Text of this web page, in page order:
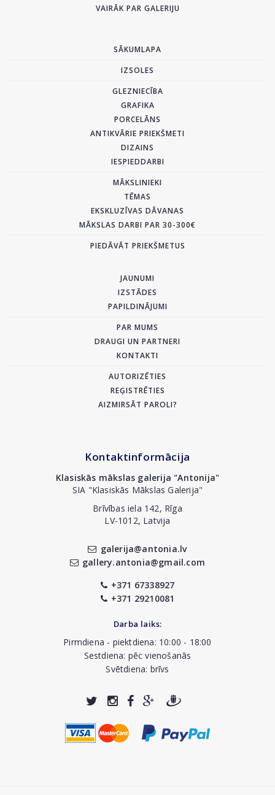
VAIRĀK PAR GALERIJU
SĀKUMLAPA
IZSOLES
GLEZNIECĪBA
GRAFIKA
PORCELĀNS
ANTIKVĀRIE PRIEKŠMETI
DIZAINS
IESPIEDDARBI
MĀKSLINIEKI
TĒMAS
EKSKLUZĪVAS DĀVANAS
MĀKSLAS DARBI PAR 30-300€
PIEDĀVĀT PRIEKŠMETUS
JAUNUMI
IZSTĀDES
PAPILDINĀJUMI
PAR MUMS
DRAUGI UN PARTNERI
KONTAKTI
AUTORIZĒTIES
REĢISTRĒTIES
AIZMIRSĀT PAROLI?
Kontaktinformācija
Klasiskās mākslas galerija "Antonija"
SIA "Klasiskās Mākslas Galerija"
Brīvības iela 142, Rīga
LV-1012, Latvija
galerija@antonia.lv
gallery.antonia@gmail.com
+371 67338927
+371 29210081
Darba laiks:
Pirmdiena - piektdiena: 10:00 - 18:00
Sestdiena: pēc vienošanās
Svētdiena: brīvs